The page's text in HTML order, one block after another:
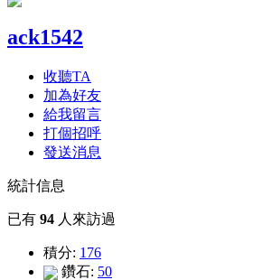
ack1542
收聽TA
加為好友
給我留言
打個招呼
發送消息
統計信息
已有 94 人來訪過
積分: 176
鑽石: 50